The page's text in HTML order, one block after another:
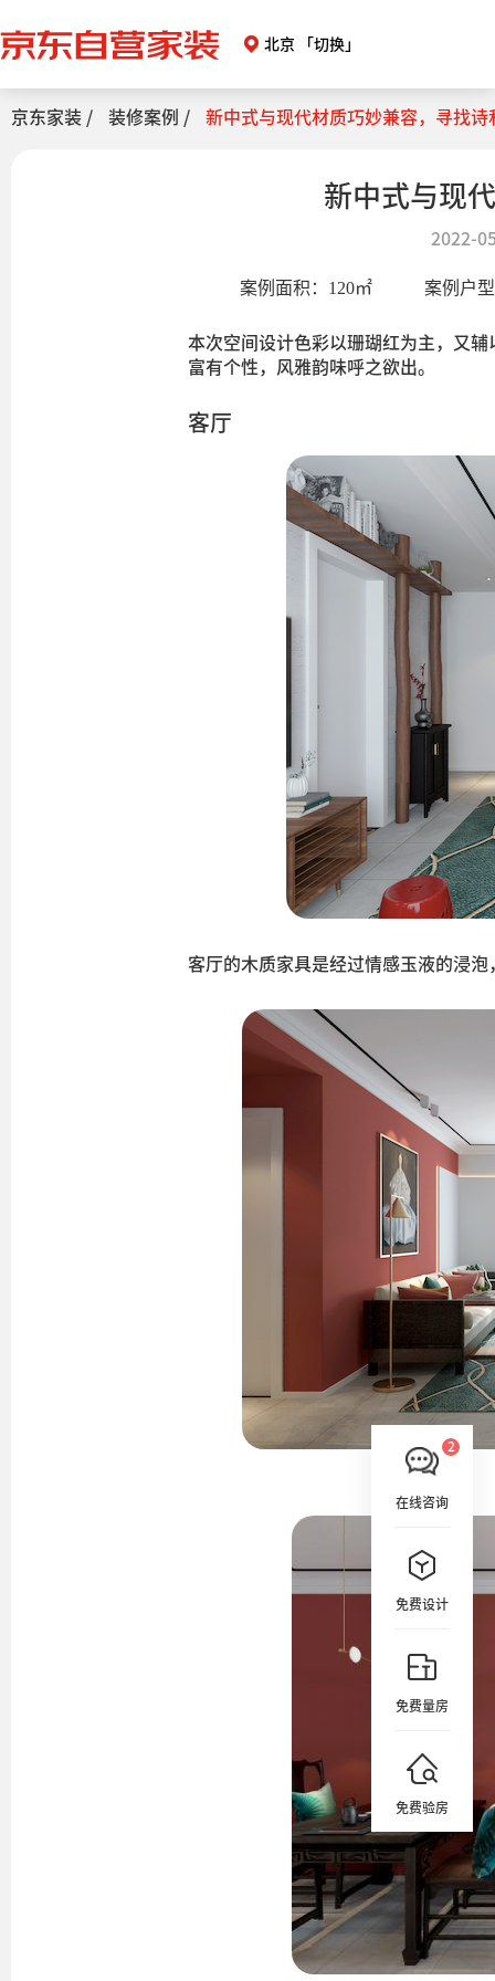
北京 「切换」
在线咨询
免费设计
免费量房
免费验房
京东家装 / 装修案例 / 新中式与现代材质巧妙兼容，寻找诗
新中式与现
2022-
案例面积： 120㎡ 案例户
本次空间设计色彩以珊瑚红为主，又
富有个性，风雅韵味呼之欲出。
客厅
客厅的木质家具是经过情感玉液的浸